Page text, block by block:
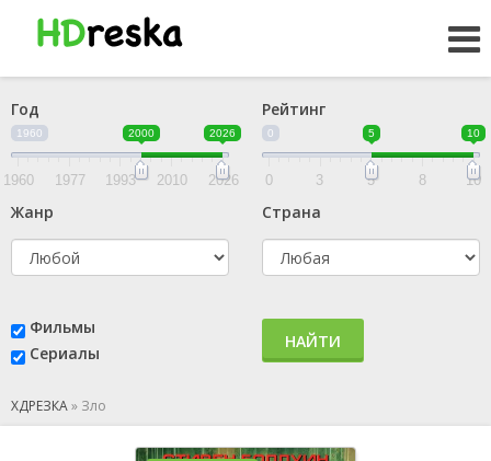
Год
1960 2000 2026
1960 1977 1993 2010 2026
Рейтинг
0 5 10
0 3 5 8 10
Жанр Страна
Фильмы
Сериалы
НАЙТИ
ХДРЕЗКА» Зло